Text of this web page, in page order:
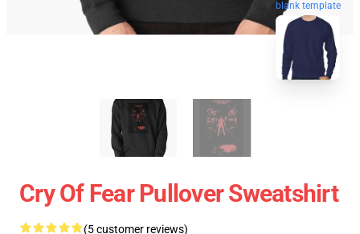
blank template
Cry Of Fear Pullover Sweatshirt
(5 customer reviews)